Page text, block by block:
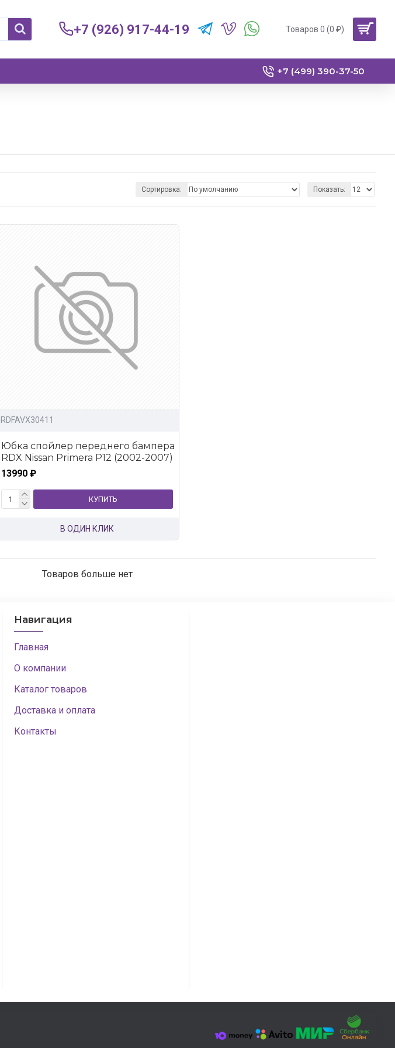
+7 (926) 917-44-19 Товаров 0 (0 ₽)
+7 (499) 390-37-50
Сортировка: Показать:
RDFAVX30411
Юбка спойлер переднего бампера
RDX Nissan Primera P12 (2002-2007)
13990 ₽
КУПИТЬ
В ОДИН КЛИК
Товаров больше нет
Навигация
Главная
О компании
Каталог товаров
Доставка и оплата
Контакты